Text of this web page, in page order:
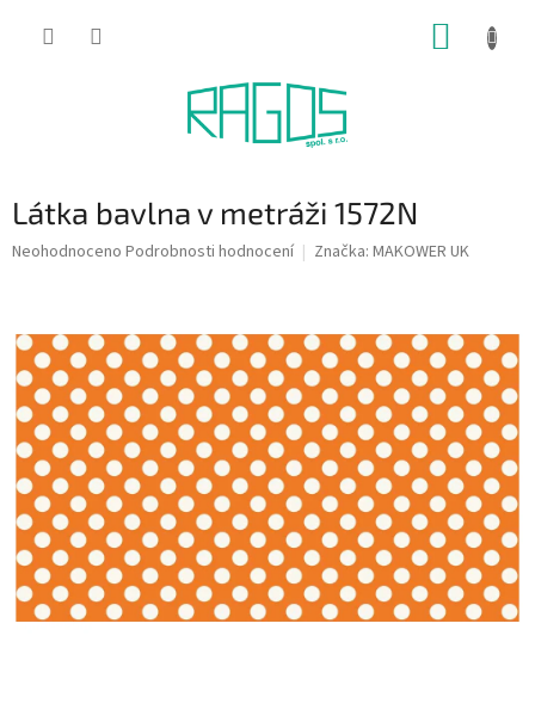
Látka bavlna v metráži 1572N
Průměrné
0,0
5
hvězdiček.
Neohodnoceno Podrobnosti hodnocení Značka: MAKOWER UK